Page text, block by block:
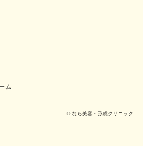
ム
© なら美容・形成クリニック